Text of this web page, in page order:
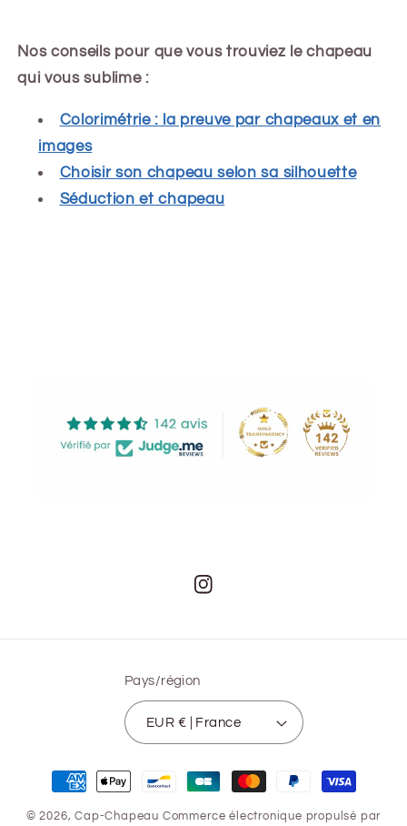
Nos conseils pour que vous trouviez le chapeau
qui vous sublime :
Colorimétrie : la preuve par chapeaux et en
images
Choisir son chapeau selon sa silhouette
Séduction et chapeau
Instagram
Pays/région
EUR € | France
Moyens
© 2026,Cap-Chapeau Commerce électronique propulsé par